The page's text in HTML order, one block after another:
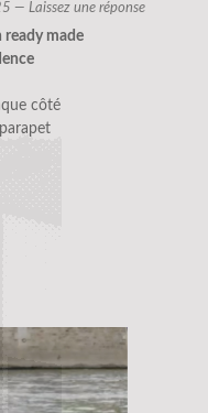
— Laissez une réponse
ready made
côté